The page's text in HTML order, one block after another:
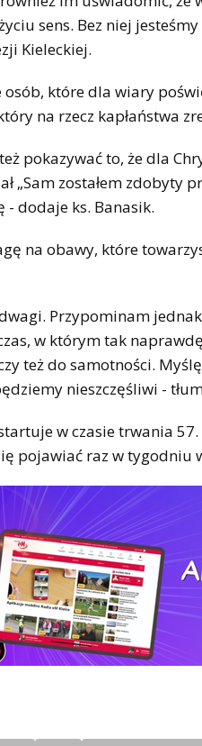
sens. Bez niej
Kieleckiej.
które dla wiary
na rzecz kapłaństwa
pokazywać to, że dla
„Sam zostałem
- dodaje ks. Banasik.
na obawy, które
Przypominam
w którym tak
też do samotności.
nieszczęśliwi -
w czasie trwania
pojawiać raz w tygodniu